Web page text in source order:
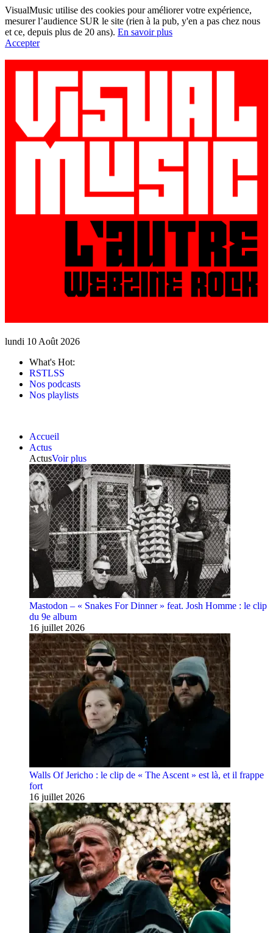
VisualMusic utilise des cookies pour améliorer votre expérience,
mesurer l’audience SUR le site (rien à la pub, y'en a pas chez nous
et ce, depuis plus de 20 ans). En savoir plus
Accepter
lundi 10 Août 2026
What's Hot:
RSTLSS
Nos podcasts
Nos playlists
Accueil
Actus
ActusVoir plus
Mastodon – « Snakes For Dinner » feat. Josh Homme : le clip
du 9e album
16 juillet 2026
Walls Of Jericho : le clip de « The Ascent » est là, et il frappe
fort
16 juillet 2026